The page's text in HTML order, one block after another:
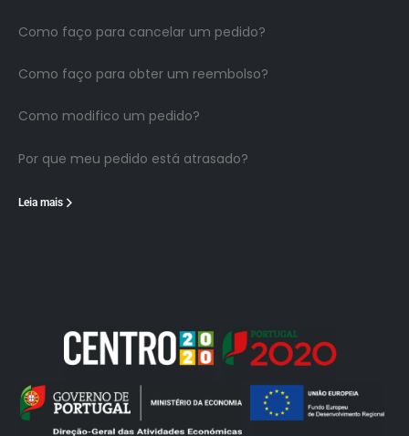
Como faço para cancelar um pedido?
Como faço para obter um reembolso?
Como modifico um pedido?
Por que meu pedido está atrasado?
Leia mais